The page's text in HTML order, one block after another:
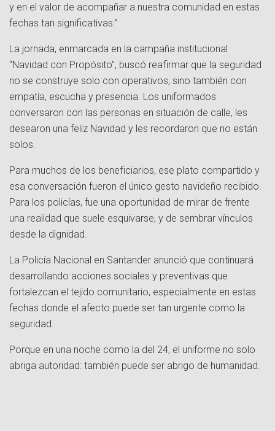
y en el valor de acompañar a nuestra comunidad en estas
fechas tan significativas.”
La jornada, enmarcada en la campaña institucional
“Navidad con Propósito”, buscó reafirmar que la seguridad
no se construye solo con operativos, sino también con
empatía, escucha y presencia. Los uniformados
conversaron con las personas en situación de calle, les
desearon una feliz Navidad y les recordaron que no están
solos.
Para muchos de los beneficiarios, ese plato compartido y
esa conversación fueron el único gesto navideño recibido.
Para los policías, fue una oportunidad de mirar de frente
una realidad que suele esquivarse, y de sembrar vínculos
desde la dignidad.
La Policía Nacional en Santander anunció que continuará
desarrollando acciones sociales y preventivas que
fortalezcan el tejido comunitario, especialmente en estas
fechas donde el afecto puede ser tan urgente como la
seguridad.
Porque en una noche como la del 24, el uniforme no solo
abriga autoridad: también puede ser abrigo de humanidad.